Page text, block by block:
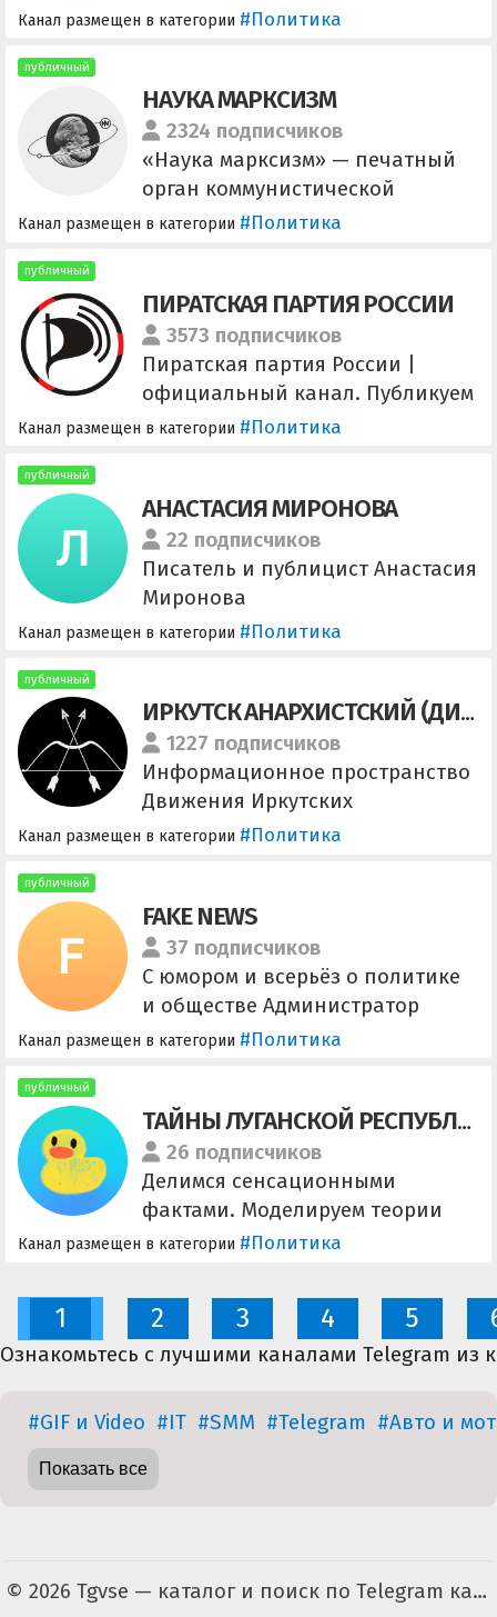
подпишись и приглашай друзей!
Канал размещен в категории #Политика
публичный
НАУКА МАРКСИЗМ
2324 подписчиков
«Наука марксизм» — печатный
орган коммунистической
организации «Рабочая
ленинизма. ВК —
vk.com/marxist_science
Канал размещен в категории #Политика
публичный
ПИРАТСКАЯ ПАРТИЯ РОССИИ
3573 подписчиков
Пиратская партия России |
официальный канал. Публикуем
новости партии, общественные
@chatppru начать диалог с
редакторами канала —
@PPRchanelBot
Канал размещен в категории #Политика
публичный
АНАСТАСИЯ МИРОНОВА
22 подписчиков
Писатель и публицист Анастасия
Миронова
Канал размещен в категории #Политика
публичный
ИРКУТСК АНАРХИСТСКИЙ (ДИАНА)
1227 подписчиков
Информационное пространство
Движения Иркутских
Анархист_ок (ДИАна). Новости
@diana_irk_bot
Распространение материала по
CC BY-NC-SA (С указанием
авторства — Некоммерческая —
С сохранением условий)
Канал размещен в категории #Политика
публичный
FAKE NEWS
37 подписчиков
С юмором и всерьёз о политике
и обществе Администратор
@gerzeg Дружественные каналы:
Канал размещен в категории #Политика
публичный
ТАЙНЫ ЛУГАНСКОЙ РЕСПУБЛИКИ
26 подписчиков
Делимся сенсационными
фактами. Моделируем теории
заговора. Влияем на
знаете для чего - @TLResbot
Канал размещен в категории #Политика
1 2 3 4 5
Ознакомьтесь с лучшими каналами Telegram
#GIF и Video #IT #SMM #Telegram #Авто и
Показать все
© 2026 Tgvse — каталог и поиск по Telegram каналам (неофициальный). По всем вопросам пишите на tgvse.ru@gmail.com